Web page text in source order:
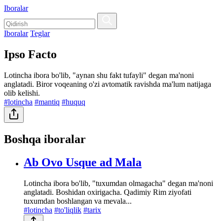
Iboralar
Iboralar Teglar
Ipso Facto
Lotincha ibora bo'lib, "aynan shu fakt tufayli" degan ma'noni
anglatadi. Biror voqeaning o'zi avtomatik ravishda ma'lum natijaga
olib kelishi.
#lotincha #mantiq #huquq
Boshqa iboralar
Ab Ovo Usque ad Mala
Lotincha ibora bo'lib, "tuxumdan olmagacha" degan ma'noni
anglatadi. Boshidan oxirigacha. Qadimiy Rim ziyofati
tuxumdan boshlangan va mevala...
#lotincha #to'liqlik #tarix